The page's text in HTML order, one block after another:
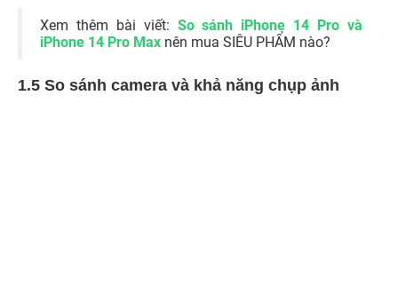
Xem thêm bài viết: So sánh iPhone 14 Pro và
iPhone 14 Pro Max nên mua SIÊU PHẨM nào?
1.5 So sánh camera và khả năng chụp ảnh